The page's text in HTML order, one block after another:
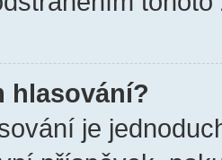
hlasování?
je